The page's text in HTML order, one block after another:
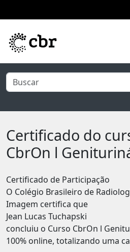
Certificado do
CbrOn l
Certificado de Participação
O Colégio Brasileiro de
Imagem certifica que
Jean Lucas Tuchapski
concluiu o Curso CbrOn l
100% online, totalizando uma